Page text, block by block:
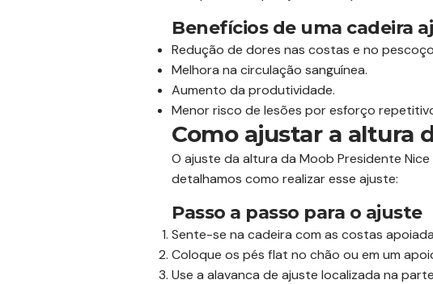
Benefícios de uma cadeira
Redução de dores nas costas e no
Melhora na circulação sanguínea.
Aumento da produtividade.
Menor risco de lesões por esforço
Como ajustar a altura
O ajuste da altura da Moob Presidente
detalhamos como realizar esse ajuste:
Passo a passo para o ajuste
Sente-se na cadeira com as costas
Coloque os pés flat no chão ou em um
Use a alavanca de ajuste localizada na